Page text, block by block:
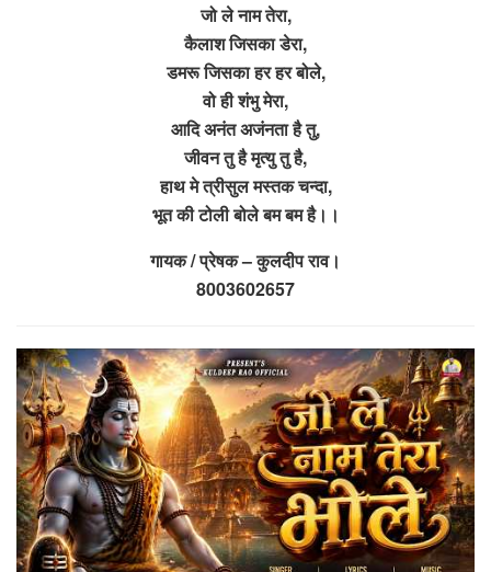
जो ले नाम तेरा,
कैलाश जिसका डेरा,
डमरू जिसका हर हर बोले,
वो ही शंभु मेरा,
आदि अनंत अजंनता है तु,
जीवन तु है मृत्यु तु है,
हाथ मे त्रीसुल मस्तक चन्दा,
भूत की टोली बोले बम बम है।।
गायक / प्रेषक – कुलदीप राव।
8003602657